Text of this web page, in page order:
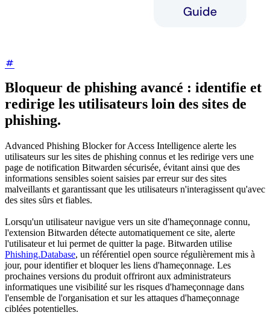
Bloqueur de phishing avancé : identifie et
redirige les utilisateurs loin des sites de
phishing.
Advanced Phishing Blocker for Access Intelligence alerte les
utilisateurs sur les sites de phishing connus et les redirige vers une
page de notification Bitwarden sécurisée, évitant ainsi que des
informations sensibles soient saisies par erreur sur des sites
malveillants et garantissant que les utilisateurs n'interagissent qu'avec
des sites sûrs et fiables.
Lorsqu'un utilisateur navigue vers un site d'hameçonnage connu,
l'extension Bitwarden détecte automatiquement ce site, alerte
l'utilisateur et lui permet de quitter la page. Bitwarden utilise
Phishing.Database, un référentiel open source régulièrement mis à
jour, pour identifier et bloquer les liens d'hameçonnage. Les
prochaines versions du produit offriront aux administrateurs
informatiques une visibilité sur les risques d'hameçonnage dans
l'ensemble de l'organisation et sur les attaques d'hameçonnage
ciblées potentielles.